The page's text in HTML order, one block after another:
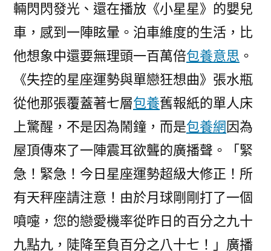
輛閃閃發光、還在播放《小星星》的嬰兒
車，感到一陣眩暈。泊車維度的生活，比
他想象中還要無理頭一百萬倍包養意思 。
《失控的星座運勢與單戀狂想曲》張水瓶
從他那張覆蓋著七層包養舊報紙的單人床
上驚醒，不是因為鬧鐘，而是包養網因為
屋頂傳來了一陣震耳欲聾的廣播聲。「緊
急！緊急！今日星座運勢超級大修正！所
有天秤座請注意！由於月球剛剛打了一個
噴嚏，您的戀愛機率從昨日的百分之九十
九點九，陡降至負百分之八十七！」廣播